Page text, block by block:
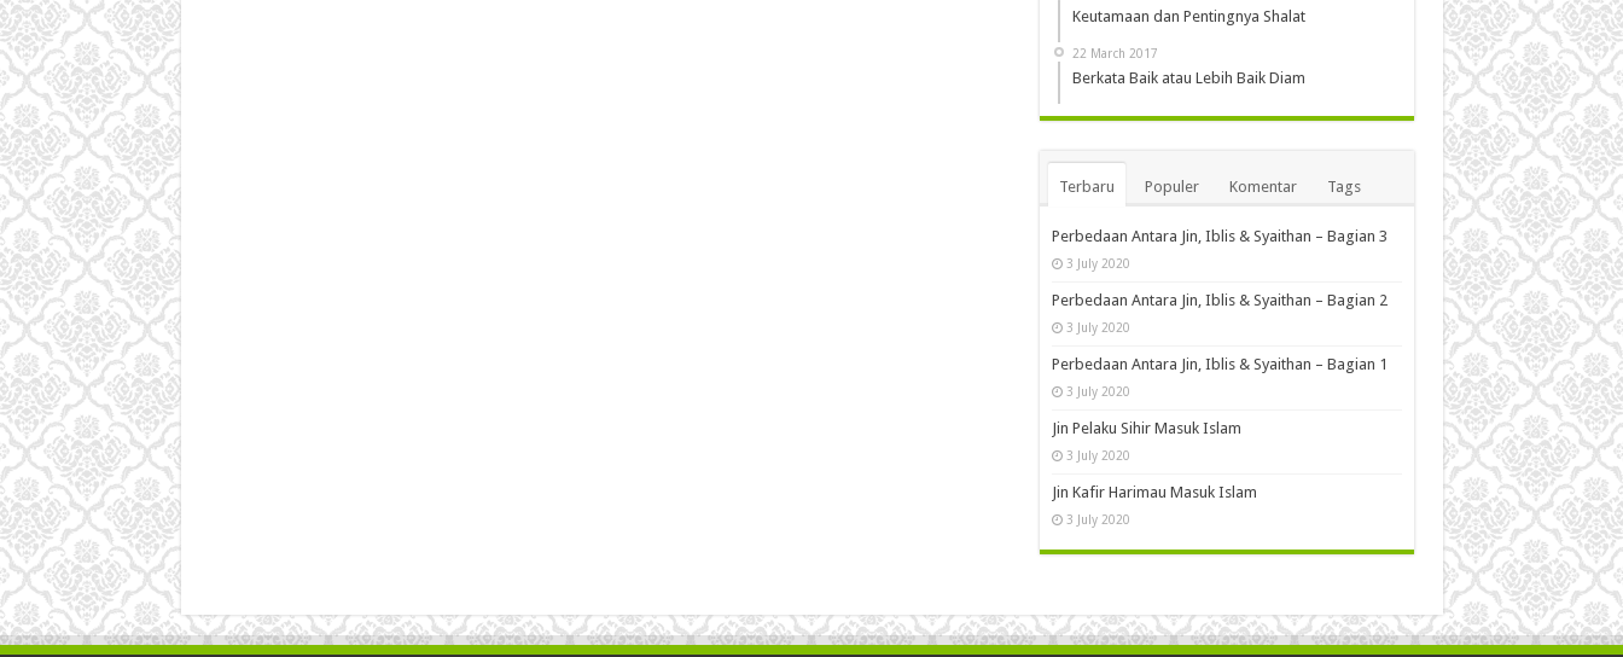
Keutamaan dan Pentingnya Shalat
22 March 2017
Berkata Baik atau Lebih Baik Diam
Terbaru Populer Komentar Tags
Perbedaan Antara Jin, Iblis & Syaithan – Bagian 3
3 July 2020
Perbedaan Antara Jin, Iblis & Syaithan – Bagian 2
3 July 2020
Perbedaan Antara Jin, Iblis & Syaithan – Bagian 1
3 July 2020
Jin Pelaku Sihir Masuk Islam
3 July 2020
Jin Kafir Harimau Masuk Islam
3 July 2020